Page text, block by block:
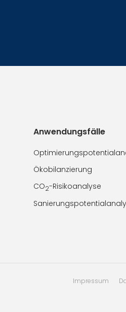
Anwendungsfälle
Ökobilanzierung
CO2-Risikoanalyse
Impressum